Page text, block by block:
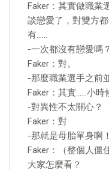
Faker：其實做職業
談戀愛了，對雙方
有……
-一次都沒有戀愛嗎？
Faker：對。
-那麼職業選手之前
Faker：其實……小時
-對異性不太關心？
Faker：對
-那就是母胎單身啊！
Faker：（整個人僵
大家怎麼看？